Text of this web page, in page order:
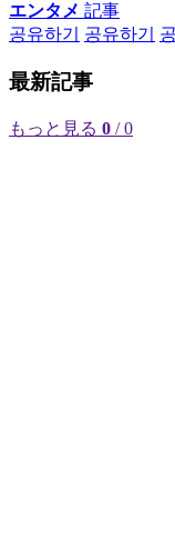
エンタメ 記事
공유하기
공유하기
最新記事
もっと見る 0 / 0